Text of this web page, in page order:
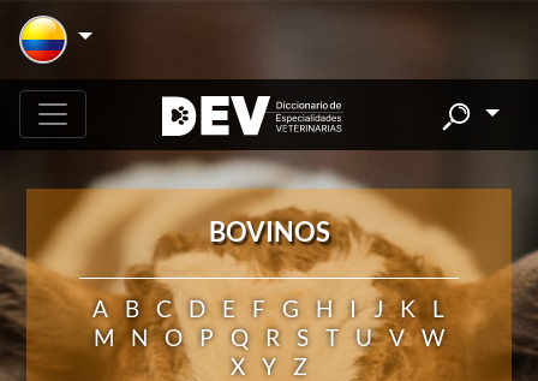
BOVINOS
A B C D E F G H I J K
L
M
N O P Q R S T U V
W
X
Y Z